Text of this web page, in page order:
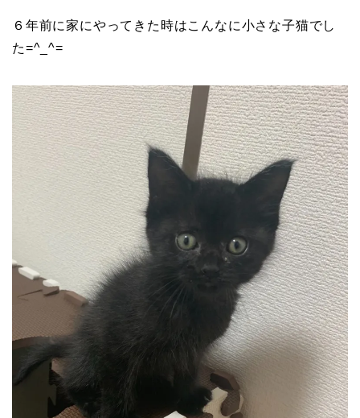
６年前に家にやってきた時はこんなに小さな子猫でし
た=^_^=